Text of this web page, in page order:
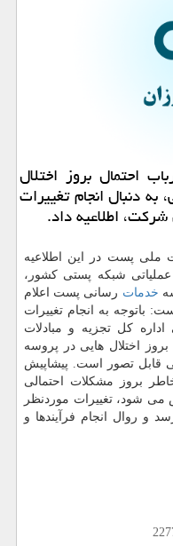
احتمال بروز اختلال
دنبال انجام تغییرات
اطلاعیه داد.
ملی پست در این اطلاعیه
شبکه پستی کشور،
خدمات رسانی پست اعلام
باتوجه به انجام تغییرات
کل تجزیه و مبادلات
اختلال هایی در پروسه
قابل تصور است. پیشاپیش
بروز مشکلات احتمالی
شود، تغییرات موردنظر
و روال انجام فرآیندها و